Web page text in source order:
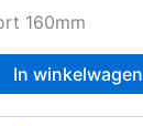
160mm
In winkelwagen